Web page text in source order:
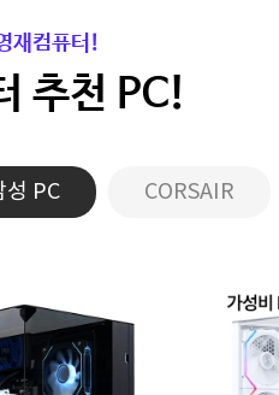
재컴퓨터!
추천 PC!
성 PC CORSAIR